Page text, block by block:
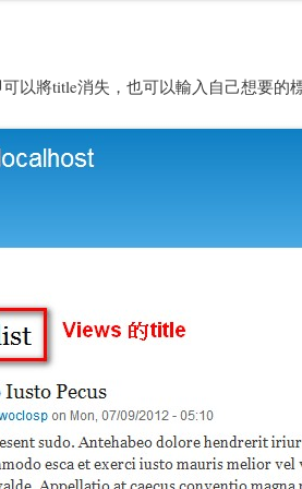
以將title消失，也可以輸入自己想要的